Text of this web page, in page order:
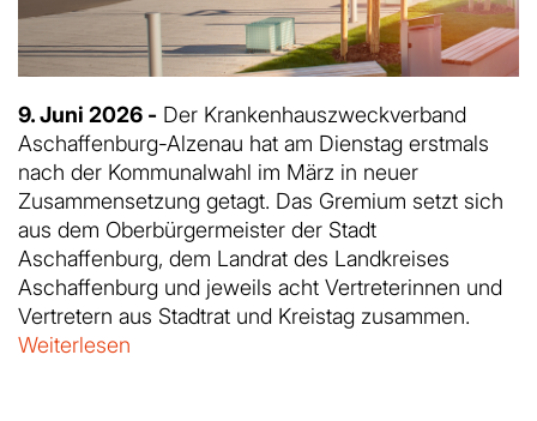
9. Juni 2026 - Der Krankenhauszweckverband
Aschaffenburg-Alzenau hat am Dienstag erstmals
nach der Kommunalwahl im März in neuer
Zusammensetzung getagt. Das Gremium setzt sich
aus dem Oberbürgermeister der Stadt
Aschaffenburg, dem Landrat des Landkreises
Aschaffenburg und jeweils acht Vertreterinnen und
Vertretern aus Stadtrat und Kreistag zusammen.
Weiterlesen